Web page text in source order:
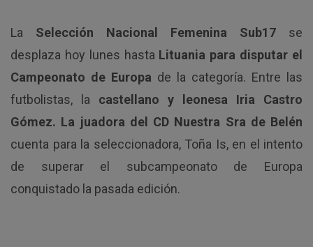
La Selección Nacional Femenina Sub17 se
desplaza hoy lunes hasta Lituania para disputar el
Campeonato de Europa de la categoría. Entre las
futbolistas, la castellano y leonesa Iria Castro
Gómez. La juadora del CD Nuestra Sra de Belén
cuenta para la seleccionadora, Toña Is, en el intento
de superar el subcampeonato de Europa
conquistado la pasada edición.